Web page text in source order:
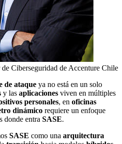
Ciberseguridad de Accenture Chile
de ataque ya no está en un solo
y las aplicaciones viven en múltiples
personales, en oficinas
dinámico requiere un enfoque
donde entra SASE.
SASE como una arquitectura